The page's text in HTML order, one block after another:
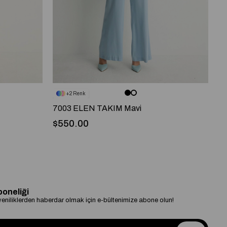
2
7003 ELEN TAKIM Mavi
$550.00
haberdar olmak için e-bültenimize abone olun!